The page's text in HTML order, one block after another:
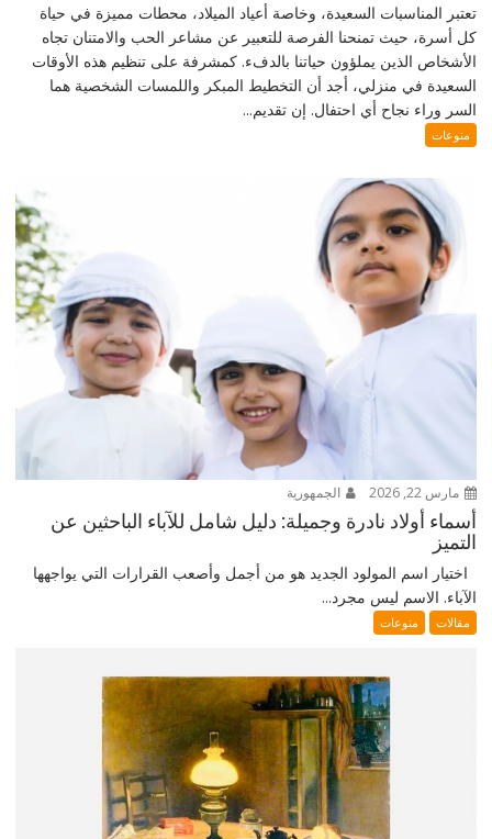
تعتبر المناسبات السعيدة، وخاصة أعياد الميلاد، محطات مميزة في حياة
كل أسرة، حيث تمنحنا الفرصة للتعبير عن مشاعر الحب والامتنان تجاه
الأشخاص الذين يملؤون حياتنا بالدفء. كمشرفة على تنظيم هذه الأوقات
السعيدة في منزلي، أجد أن التخطيط المبكر واللمسات الشخصية هما
السر وراء نجاح أي احتفال. إن تقديم...
منوعات
مارس 22, 2026 الجمهورية
أسماء أولاد نادرة وجميلة: دليل شامل للآباء الباحثين عن
التميز
اختيار اسم المولود الجديد هو من أجمل وأصعب القرارات التي يواجهها
الآباء. الاسم ليس مجرد...
مقالات منوعات